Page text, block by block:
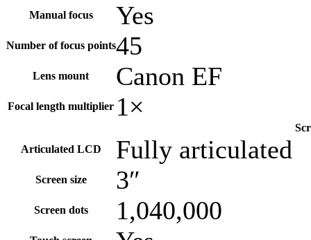
Manual focus Yes
Number of focus points45
Lens mount Canon EF
Focal length multiplier 1×
Articulated LCD
Fully articulated
Screen size 3″
Screen dots 1,040,000